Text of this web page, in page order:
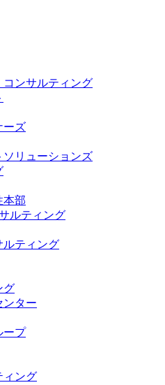
ンサルティング
ーズ
ソリューションズ
本部
ルティング
ルティング
グ
ンター
ープ
ィング